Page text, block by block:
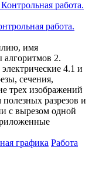
работа.
имя
2.
4.1 и
сечения,
трех изображений
разрезов и
с вырезом одной
графика Работа